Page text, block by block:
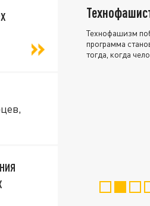
Технофашизм
программа
тогда, когда